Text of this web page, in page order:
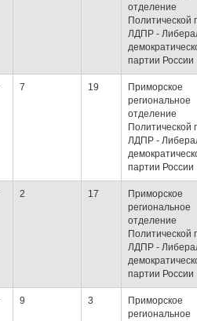
отделение
Политической
ЛДПР -
партии России
7 19
Приморское
региональное
отделение
Политической
ЛДПР -
партии России
2 17
Приморское
региональное
отделение
Политической
ЛДПР -
партии России
9 3
Приморское
региональное